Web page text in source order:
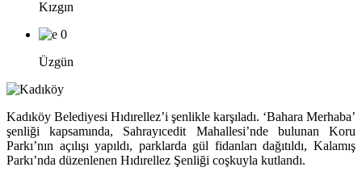
Kızgın
0
Üzgün
Kadıköy Belediyesi Hıdırellez’i şenlikle karşıladı. ‘Bahara Merhaba’
şenliği kapsamında, Sahrayıcedit Mahallesi’nde bulunan Koru
Parkı’nın açılışı yapıldı, parklarda gül fidanları dağıtıldı, Kalamış
Parkı’nda düzenlenen Hıdırellez Şenliği coşkuyla kutlandı.